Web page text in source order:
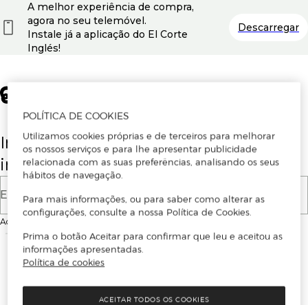
Insira o seu email para se registar ou
iniciar sessão.
E-mail
Ao continuar, aceitas as
A melhor experiência de compra,
agora no seu telemóvel.
Instale já a aplicação do El Corte
Inglés!
Descarregar
POLÍTICA DE COOKIES
Utilizamos cookies próprias e de terceiros para melhorar
os nossos serviços e para lhe apresentar publicidade
relacionada com as suas preferências, analisando os seus
hábitos de navegação.
Para mais informações, ou para saber como alterar as
configurações, consulte a nossa Política de Cookies.
Prima o botão Aceitar para confirmar que leu e aceitou as
informações apresentadas.
Política de cookies
ACEITAR TODOS OS COOKIES